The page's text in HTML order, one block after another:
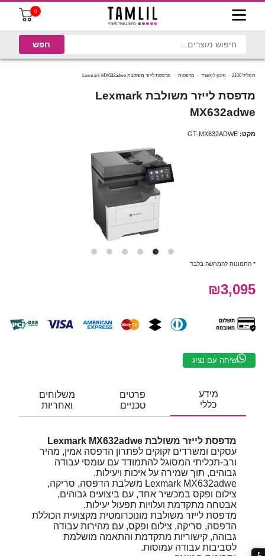
0
תמליל 2100 מיכון למשרד מדפסות מדפסת לייזר משולבת Lexmark MX632adwe
מדפסת לייזר משולבת Lexmark
MX632adwe
מקט: GT-MX632ADWE
* התמונות להמחשה בלבד
₪3,095
שיחה עם נציג
מידע
כללי
פרטים
טכניים
משלוחים
ואחריות
מדפסת לייזר משולבת Lexmark MX632adwe
עסקים ומשרדים זקוקים לפתרון הדפסה אמין, מהיר
ורב-תכליתי המסוגל להתמודד עם עומסי עבודה
גבוהים, תוך שמירה על איכות ויעילות.
Lexmark MX632adwe משלבת הדפסה, סריקה,
צילום ופקס במכשיר אחד, עם ביצועים גבוהים,
אבטחה מתקדמת ועלויות תפעול יעילות.
מדפסת לייזר משולבת מונוכרומטית מקצועית הכוללת
הדפסה, סריקה, צילום ופקס, עם מהירות עבודה
גבוהה, קישוריות מתקדמת והתאמה מושלמת
לסביבות עבודה עמוסות.